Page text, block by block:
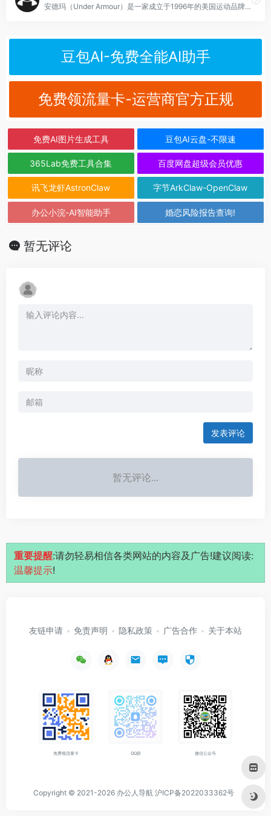
安德玛（Under Armour）是一家成立于1996年的美国运动品牌，产品线涵盖运动服装、鞋类和配件，以高性能、舒适性和科技含量著称。
豆包AI-免费全能AI助手
免费领流量卡-运营商官方正规
免费AI图片生成工具 豆包AI云盘-不限速
365Lab免费工具合集 百度网盘超级会员优惠
讯飞龙虾AstronClaw 字节ArkClaw-OpenClaw
办公小浣-AI智能助手 婚恋风险报告查询!
暂无评论
发表评论
暂无评论...
重要提醒:请勿轻易相信各类网站的内容及广告!建议阅读:
温馨提示!
友链申请 免责声明 隐私政策 广告合作 关于本站
免费领流量卡 QQ群 微信公众号
Copyright © 2021-2026 办公人导航 沪ICP备2022033362号